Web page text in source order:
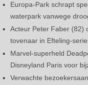
Europa-Park schrapt
waterpark vanwege
Acteur Peter Faber (82)
tovenaar in Efteling-serie
Marvel-superheld
Disneyland Paris voor
Verwachte